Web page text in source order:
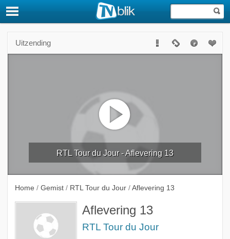
Uitzending
RTL Tour du Jour - Aflevering 13
Home / Gemist / RTL Tour du Jour / Aflevering 13
Aflevering 13
RTL Tour du Jour